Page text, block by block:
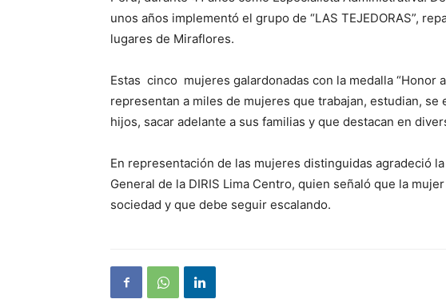
unos años implementó el grupo de “LAS TEJEDORAS”,
lugares de Miraflores.
Estas cinco mujeres galardonadas con la medalla “Honor
representan a miles de mujeres que trabajan, estudian, se
hijos, sacar adelante a sus familias y que destacan en
En representación de las mujeres distinguidas agradeció
General de la DIRIS Lima Centro, quien señaló que la
sociedad y que debe seguir escalando.